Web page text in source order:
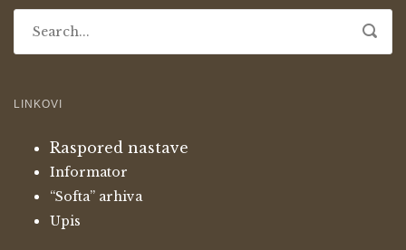
LINKOVI
Raspored nastave
Informator
“Softa” arhiva
Upis